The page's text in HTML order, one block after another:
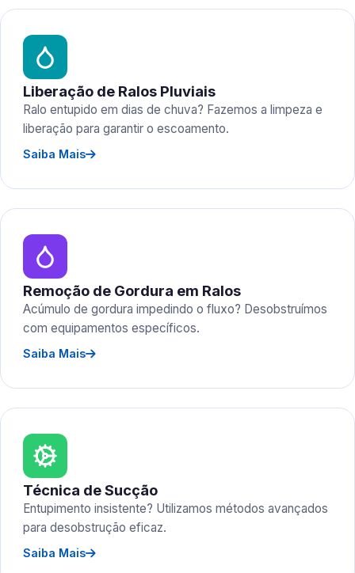
Liberação de Ralos Pluviais
Ralo entupido em dias de chuva? Fazemos a limpeza e
liberação para garantir o escoamento.
Saiba Mais
Remoção de Gordura em Ralos
Acúmulo de gordura impedindo o fluxo? Desobstruímos
com equipamentos específicos.
Saiba Mais
Técnica de Sucção
Entupimento insistente? Utilizamos métodos avançados
para desobstrução eficaz.
Saiba Mais